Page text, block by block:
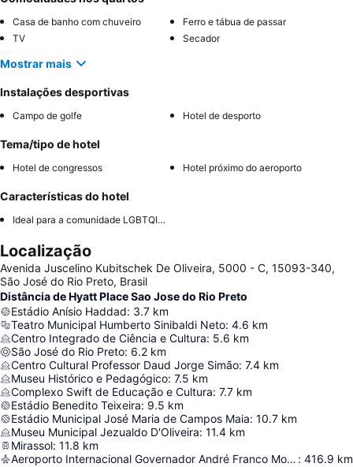
Casa de banho com chuveiro
Ferro e tábua de passar
TV
Secador
Mostrar mais
Instalações desportivas
Campo de golfe Hotel de desporto
Tema/tipo de hotel
Hotel de congressos Hotel próximo do aeroporto
Características do hotel
Ideal para a comunidade LGBTQIA+
Localização
Avenida Juscelino Kubitschek De Oliveira, 5000 - C, 15093-340,
São José do Rio Preto, Brasil
Distância de Hyatt Place Sao Jose do Rio Preto
Estádio Anísio Haddad: 3.7 km
Teatro Municipal Humberto Sinibaldi Neto: 4.6 km
Centro Integrado de Ciência e Cultura: 5.6 km
São José do Rio Preto: 6.2 km
Centro Cultural Professor Daud Jorge Simão: 7.4 km
Museu Histórico e Pedagógico: 7.5 km
Complexo Swift de Educação e Cultura: 7.7 km
Estádio Benedito Teixeira: 9.5 km
Estádio Municipal José Maria de Campos Maia: 10.7 km
Museu Municipal Jezualdo D'Oliveira: 11.4 km
Mirassol: 11.8 km
Aeroporto Internacional Governador André Franco Montoro : 416.9 km